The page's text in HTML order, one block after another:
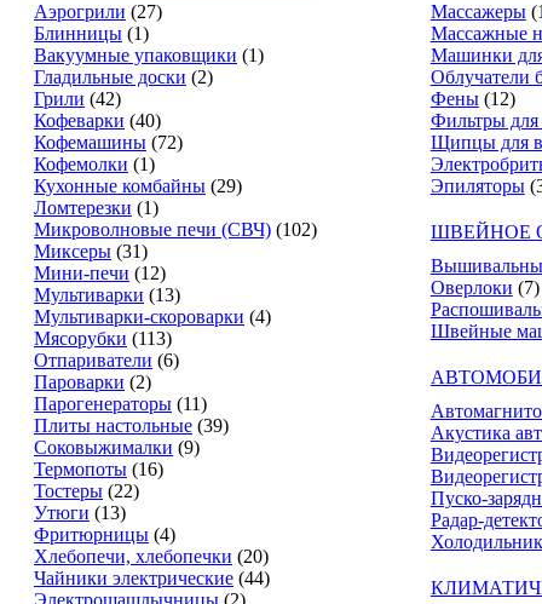
Аэрогрили (27)
Блинницы (1)
Вакуумные упаковщики (1)
Гладильные доски (2)
Грили (42)
Кофеварки (40)
Кофемашины (72)
Кофемолки (1)
Кухонные комбайны (29)
Ломтерезки (1)
Микроволновые печи (СВЧ) (102)
Миксеры (31)
Мини-печи (12)
Мультиварки (13)
Мультиварки-скороварки (4)
Мясорубки (113)
Отпариватели (6)
Пароварки (2)
Парогенераторы (11)
Плиты настольные (39)
Соковыжималки (9)
Термопоты (16)
Тостеры (22)
Утюги (13)
Фритюрницы (4)
Хлебопечи, хлебопечки (20)
Чайники электрические (44)
Электрошашлычницы (2)
Массажеры
Массажные
Машинки
Облучатели
Фены (12)
Фильтры
Щипцы для
Эпиляторы
ШВЕЙНОЕ
Оверлоки (7)
Швейные
Акустика
Пуско-
Радар-